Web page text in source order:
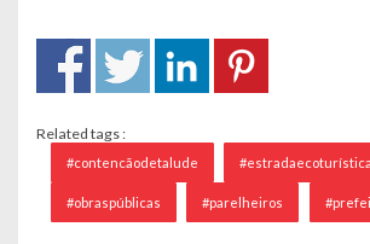
Related tags :
#contencãodetalude #estradaecoturística
#obraspúblicas #parelheiros